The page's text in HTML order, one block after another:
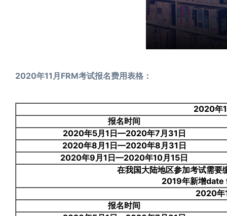
2020年11月FRM考试报名费用表格：
2020年
报名时间
2020年5月1日—2020年7月31日
2020年8月1日—2020年8月31日
2020年9月1日—2020年10月15日
在我国大陆地区参加考试需
2019年新增date
2020
报名时间